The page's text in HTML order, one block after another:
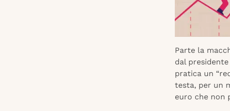
Parte la
dal
pratica un
testa, per un
euro che non